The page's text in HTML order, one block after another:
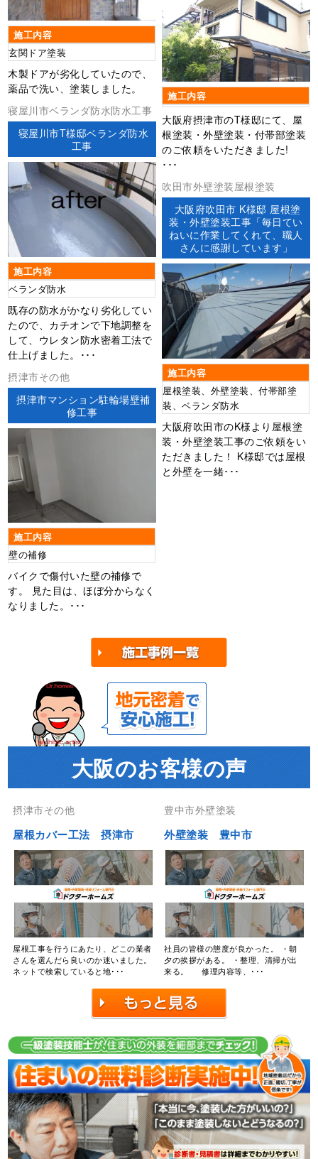
施工内容
玄関ドア塗装
木製ドアが劣化していたので、
薬品で洗い、塗装しました。
施工内容
大阪府摂津市のT様邸にて、屋
根塗装・外壁塗装・付帯部塗装
のご依頼をいただきました!
･･･
寝屋川市ベランダ防水防水工事
寝屋川市T様邸ベランダ防水
工事
施工内容
ベランダ防水
既存の防水がかなり劣化してい
たので、カチオンで下地調整を
して、ウレタン防水密着工法で
仕上げました。･･･
吹田市外壁塗装屋根塗装
大阪府吹田市 K様邸 屋根塗
装・外壁塗装工事「毎日てい
ねいに作業してくれて、職人
さんに感謝しています」
施工内容
屋根塗装、外壁塗装、付帯部塗
装、ベランダ防水
大阪府吹田市のK様より屋根塗
装・外壁塗装工事のご依頼をい
ただきました！ K様邸では屋根
と外壁を一緒･･･
摂津市その他
摂津市マンション駐輪場壁補
修工事
施工内容
壁の補修
バイクで傷付いた壁の補修で
す。 見た目は、ほぼ分からなく
なりました。･･･
大阪のお客様の声
摂津市その他
屋根カバー工法 摂津市
屋根工事を行うにあたり、どこの業者
さんを選んだら良いのか迷いました。
ネットで検索していると地･･･
豊中市外壁塗装
外壁塗装 豊中市
社員の皆様の態度が良かった。 ・朝
夕の挨拶がある。 ・整理、清掃が出
来る。 修理内容等、･･･